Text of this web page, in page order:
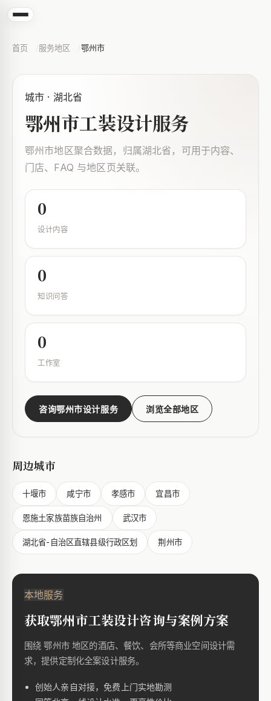
首页 服务地区 鄂州市
城市 · 湖北省
鄂州市工装设计服务
鄂州市地区聚合数据，归属湖北省，可用于内容、
门店、FAQ 与地区页关联。
0
设计内容
0
知识问答
0
工作室
咨询鄂州市设计服务 浏览全部地区
周边城市
十堰市 咸宁市 孝感市 宜昌市
恩施土家族苗族自治州 武汉市
湖北省-自治区直辖县级行政区划 荆州市
本地服务
获取鄂州市工装设计咨询与案例方案
围绕 鄂州市 地区的酒店、餐饮、会所等商业空间设计需
求，提供定制化全案设计服务。
创始人亲自对接，免费上门实地勘测